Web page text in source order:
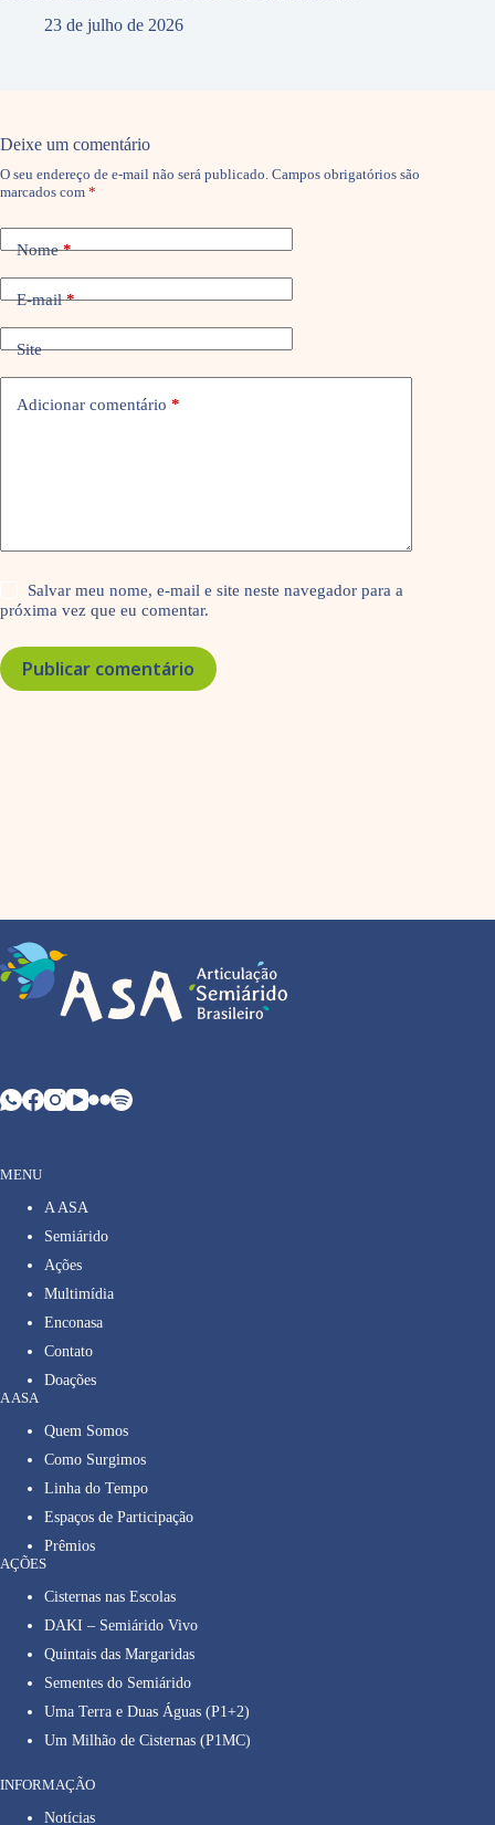
23 de julho de 2026
Deixe um comentário
O seu endereço de e-mail não será publicado. Campos obrigatórios são
marcados com *
Nome*
E-mail*
Site
Adicionar comentário *
Salvar meu nome, e-mail e site neste navegador para a
próxima vez que eu comentar.
Publicar comentário
MENU
A ASA
Semiárido
Ações
Multimídia
Enconasa
Contato
Doações
A ASA
Quem Somos
Como Surgimos
Linha do Tempo
Espaços de Participação
Prêmios
AÇÕES
Cisternas nas Escolas
DAKI – Semiárido Vivo
Quintais das Margaridas
Sementes do Semiárido
Uma Terra e Duas Águas (P1+2)
Um Milhão de Cisternas (P1MC)
INFORMAÇÃO
Notícias